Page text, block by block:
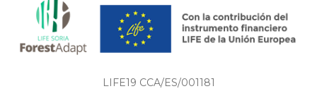
LIFE19 CCA/ES/001181